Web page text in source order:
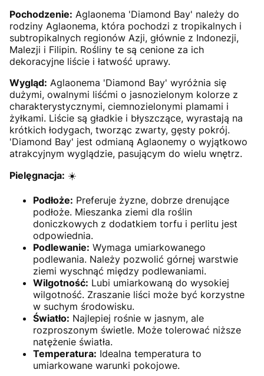
Pochodzenie: Aglaonema 'Diamond Bay' należy do
rodziny Aglaonema, która pochodzi z tropikalnych i
subtropikalnych regionów Azji, głównie z Indonezji,
Malezji i Filipin. Rośliny te są cenione za ich
dekoracyjne liście i łatwość uprawy.
Wygląd: Aglaonema 'Diamond Bay' wyróżnia się
dużymi, owalnymi liśćmi o jasnozielonym kolorze z
charakterystycznymi, ciemnozielonymi plamami i
żyłkami. Liście są gładkie i błyszczące, wyrastają na
krótkich łodygach, tworząc zwarty, gęsty pokrój.
'Diamond Bay' jest odmianą Aglaonemy o wyjątkowo
atrakcyjnym wyglądzie, pasującym do wielu wnętrz.
Pielęgnacja: ☀️
Podłoże: Preferuje żyzne, dobrze drenujące
podłoże. Mieszanka ziemi dla roślin
doniczkowych z dodatkiem torfu i perlitu jest
odpowiednia.
Podlewanie: Wymaga umiarkowanego
podlewania. Należy pozwolić górnej warstwie
ziemi wyschnąć między podlewaniami.
Wilgotność: Lubi umiarkowaną do wysokiej
wilgotność. Zraszanie liści może być korzystne
w suchym środowisku.
Światło: Najlepiej rośnie w jasnym, ale
rozproszonym świetle. Może tolerować niższe
natężenie światła.
Temperatura: Idealna temperatura to
umiarkowane warunki pokojowe.